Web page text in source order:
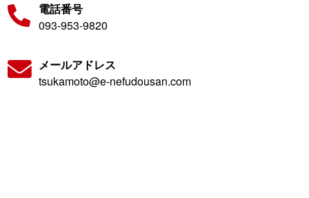
電話番号
093-953-9820
メールアドレス
tsukamoto@e-nefudousan.com